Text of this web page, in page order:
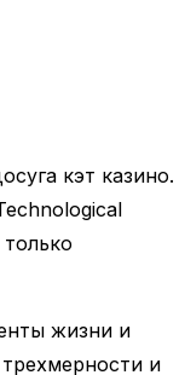
кэт казино.
жизни и
и